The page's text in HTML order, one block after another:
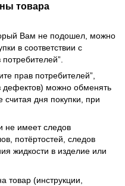
товара
Вам не подошел, можно
в соответствии с
прав потребителей”,
дефектов) можно обменять
считая дня покупки, при
не имеет следов
потёртостей, следов
жидкости в изделие или
товар (инструкции,